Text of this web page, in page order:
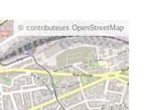
© contributeurs OpenStreetMap